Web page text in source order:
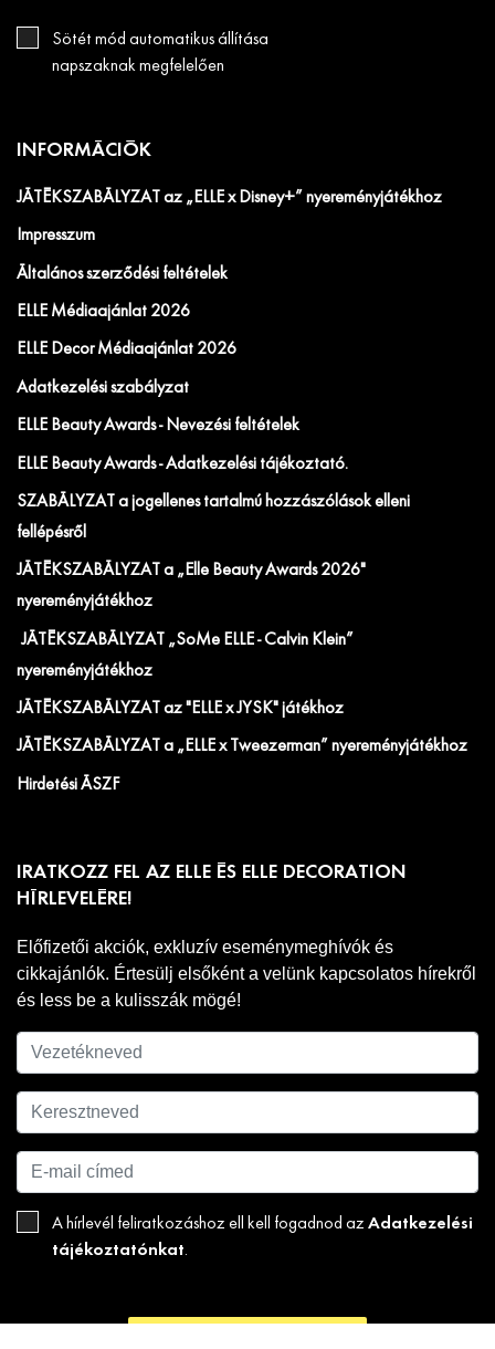
Sötét mód automatikus állítása
napszaknak megfelelően
INFORMÁCIÓK
JÁTÉKSZABÁLYZAT az „ELLE x Disney+” nyereményjátékhoz
Impresszum
Általános szerződési feltételek
ELLE Médiaajánlat 2026
ELLE Decor Médiaajánlat 2026
Adatkezelési szabályzat
ELLE Beauty Awards - Nevezési feltételek
ELLE Beauty Awards - Adatkezelési tájékoztató.
SZABÁLYZAT a jogellenes tartalmú hozzászólások elleni
fellépésről
JÁTÉKSZABÁLYZAT a „Elle Beauty Awards 2026"
nyereményjátékhoz
JÁTÉKSZABÁLYZAT „SoMe ELLE - Calvin Klein”
nyereményjátékhoz
JÁTÉKSZABÁLYZAT az "ELLE x JYSK" játékhoz
JÁTÉKSZABÁLYZAT a „ELLE x Tweezerman” nyereményjátékhoz
Hirdetési ÁSZF
IRATKOZZ FEL AZ ELLE ÉS ELLE DECORATION
HÍRLEVELÉRE!
Előfizetői akciók, exkluzív eseménymeghívók és
cikkajánlók. Értesülj elsőként a velünk kapcsolatos hírekről
és less be a kulisszák mögé!
A hírlevél feliratkozáshoz ell kell fogadnod az Adatkezelési
tájékoztatónkat.